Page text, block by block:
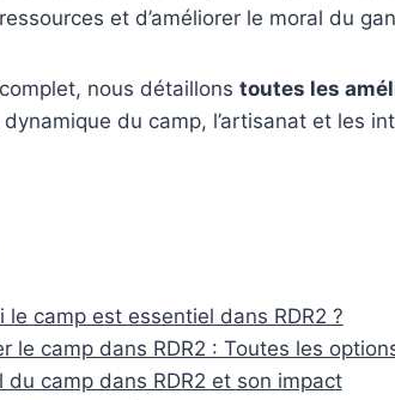
et d’améliorer le moral du
nous détaillons toutes les
du camp, l’artisanat et les
le camp est essentiel dans RDR2 ?
le camp dans RDR2 : Toutes les
du camp dans RDR2 et son impact